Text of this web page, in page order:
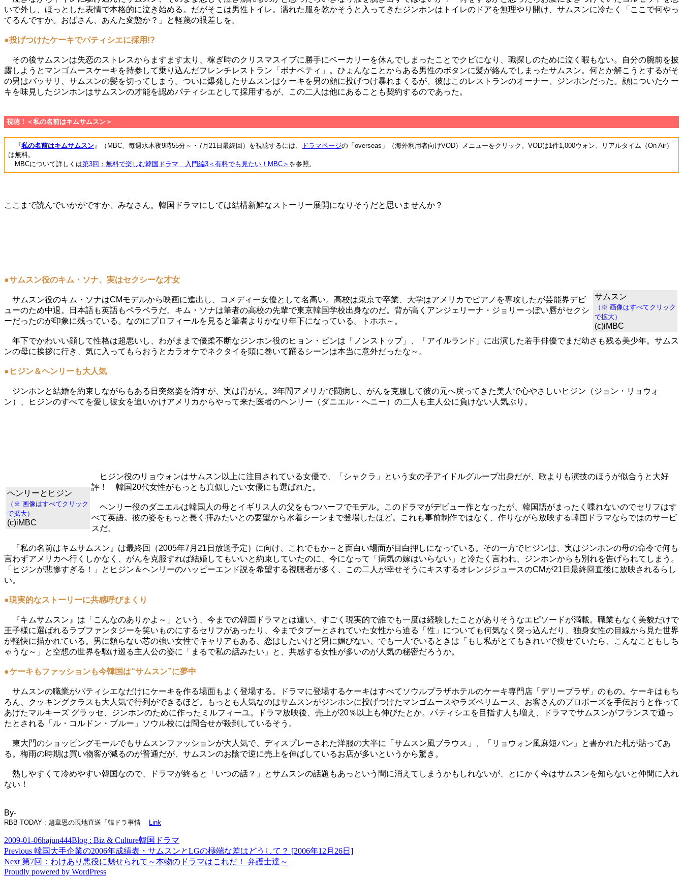
いで外し、ほっとした表情で本格的に泣き始める。だがそこは男性トイレ。濡れた服を乾かそうと入ってきたジンホンはトイレのドアを無理やり開け、サムスンに冷たく「ここで何やっ
てるんですか。おばさん、あんた変態か？」と軽蔑の眼差しを。
●投げつけたケーキでパティシエに採用!?
その後サムスンは失恋のストレスからますます太り、稼ぎ時のクリスマスイブに勝手にベーカリーを休んでしまったことでクビになり、職探しのために泣く暇もない。自分の腕前を披
露しようとマンゴムースケーキを持参して乗り込んだフレンチレストラン「ボナペティ」。ひょんなことからある男性のボタンに髪が絡んでしまったサムスン。何とか解こうとするがそ
の男はバッサリ、サムスンの髪を切ってしまう。ついに爆発したサムスンはケーキを男の顔に投げつけ暴れまくるが、彼はこのレストランのオーナー、ジンホンだった。顔についたケー
キを味見したジンホンはサムスンの才能を認めパティシエとして採用するが、この二人は他にあることも契約するのであった。
視聴！＜私の名前はキムサムスン＞
『私の名前はキムサムスン』（MBC、毎週水木夜9時55分～・7月21日最終回）を視聴するには、 ドラマページの「overseas」（海外利用者向けVOD）メニューをクリック。VODは1件1,000ウォン、リアルタイム（On Air）
は無料。
MBCについて詳しくは第3回：無料で楽しむ韓国ドラマ 入門編3＜有料でも見たい！MBC＞ を参照。
ここまで読んでいかがですか、みなさん。韓国ドラマにしては結構新鮮なストーリー展開になりそうだと思いませんか？
サムスン
（※ 画像はすべてクリック
で拡大）
(c)iMBC
●サムスン役のキム・ソナ、実はセクシーな才女
サムスン役のキム・ソナはCMモデルから映画に進出し、コメディー女優として名高い。高校は東京で卒業、大学はアメリカでピアノを専攻したが芸能界デビ
ューのため中退。日本語も英語もペラペラだ。キム・ソナは筆者の高校の先輩で東京韓国学校出身なのだ。背が高くアンジェリーナ・ジョリーっぽい唇がセクシ
ーだったのが印象に残っている。なのにプロフィールを見ると筆者よりかなり年下になっている。トホホ～。
年下でかわいい顔して性格は超悪いし、わがままで優柔不断なジンホン役のヒョン・ビンは「ノンストップ」、「アイルランド」に出演した若手俳優でまだ幼さも残る美少年。サムス
ンの母に挨拶に行き、気に入ってもらおうとカラオケでネクタイを頭に巻いて踊るシーンは本当に意外だったな～。
●ヒジン＆ヘンリーも大人気
ジンホンと結婚を約束しながらもある日突然姿を消すが、実は胃がん。3年間アメリカで闘病し、がんを克服して彼の元へ戻ってきた美人で心やさしいヒジン（ジョン・リョウォ
ン）、ヒジンのすべてを愛し彼女を追いかけアメリカからやって来た医者のヘンリー（ダニエル・へニー）の二人も主人公に負けない人気ぶり。
ヘンリーとヒジン
（※ 画像はすべてクリック
で拡大）
(c)iMBC
ヒジン役のリョウォンはサムスン以上に注目されている女優で、「シャクラ」という女の子アイドルグループ出身だが、歌よりも演技のほうが似合うと大好
評！ 韓国20代女性がもっとも真似したい女優にも選ばれた。
ヘンリー役のダニエルは韓国人の母とイギリス人の父をもつハーフでモデル。このドラマがデビュー作となったが、韓国語がまったく喋れないのでセリフはす
べて英語。彼の姿をもっと長く拝みたいとの要望から水着シーンまで登場したほど。これも事前制作ではなく、作りながら放映する韓国ドラマならではのサービ
スだ。
『私の名前はキムサムスン』は最終回（2005年7月21日放送予定）に向け、これでもか～と面白い場面が目白押しになっている。その一方でヒジンは、実はジンホンの母の命令で何も
言わずアメリカへ行くしかなく、がんを克服すれば結婚してもいいと約束していたのに、今になって「病気の嫁はいらない」と冷たく言われ、ジンホンからも別れを告げられてしまう。
「ヒジンが悲惨すぎる！」とヒジン＆ヘンリーのハッピーエンド説を希望する視聴者が多く、この二人が幸せそうにキスするオレンジジュースのCMが21日最終回直後に放映されるらし
い。
●現実的なストーリーに共感呼びまくり
『キムサムスン』は「こんなのありかよ～」という、今までの韓国ドラマとは違い、すごく現実的で誰でも一度は経験したことがありそうなエピソードが満載。職業もなく美貌だけで
王子様に選ばれるラブファンタジーを笑いものにするセリフがあったり、今までタブーとされていた女性から迫る「性」についても何気なく突っ込んだり、独身女性の目線から見た世界
が軽快に描かれている。男に頼らない芯の強い女性でキャリアもある、恋はしたいけど男に媚びない、でも一人でいるときは「もし私がとてもきれいで痩せていたら、こんなこともしち
ゃうな～」と空想の世界を駆け巡る主人公の姿に「まるで私の話みたい」と、共感する女性が多いのが人気の秘密だろうか。
●ケーキもファッションも今韓国は“サムスン”に夢中
サムスンの職業がパティシエなだけにケーキを作る場面もよく登場する。ドラマに登場するケーキはすべてソウルプラザホテルのケーキ専門店「デリープラザ」のもの。ケーキはもち
ろん、クッキングクラスも大人気で行列ができるほど。もっとも人気なのはサムスンがジンホンに投げつけたマンゴムースやラズベリムース、お客さんのプロポーズを手伝おうと作って
あげたマルキーズ グラッセ、ジンホンのために作ったミルフィーユ。ドラマ放映後、売上が20％以上も伸びたとか。パティシエを目指す人も増え、ドラマでサムスンがフランスで通っ
たとされる「ル・コルドン・ブルー」ソウル校には問合せが殺到しているそう。
東大門のショッピングモールでもサムスンファッションが大人気で、ディスプレーされた洋服の大半に「サムスン風ブラウス」、「リョウォン風麻短パン」と書かれた札が貼ってあ
る。梅雨の時期は買い物客が減るのが普通だが、サムスンのお陰で逆に売上を伸ばしているお店が多いというから驚き。
熱しやすくて冷めやすい韓国なので、ドラマが終ると「いつの話？」とサムスンの話題もあっという間に消えてしまうかもしれないが、とにかく今はサムスンを知らないと仲間に入れ
ない！
By-
RBB TODAY : 趙章恩の現地直送「韓ドラ事情 Link
Posted
on
2009-01-06Author
hajun444Categories
Blog : Biz & CultureTags
韓国ドラマ
Post
navigation
Previous Previous
post:
韓国大手企業の2006年成績表・サムスンとLGの極端な差はどうして？ [2006年12月26日]
Next Next
post:
第7回：わけあり悪役に魅せられて～本物のドラマはこれだ！ 弁護士達～
Proudly powered by WordPress